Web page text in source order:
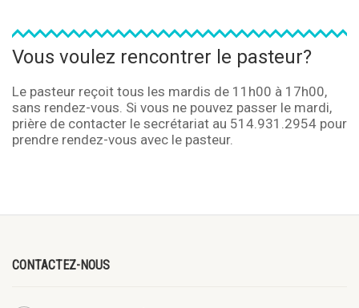
Vous voulez rencontrer le pasteur?
Le pasteur reçoit tous les mardis de 11h00 à 17h00,
sans rendez-vous. Si vous ne pouvez passer le mardi,
prière de contacter le secrétariat au 514.931.2954 pour
prendre rendez-vous avec le pasteur.
CONTACTEZ-NOUS